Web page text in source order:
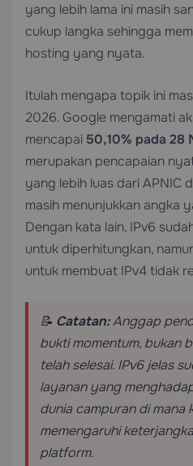
yang lebih lama ini masih
cukup langka sehingga
hosting yang nyata.
Itulah mengapa topik ini
2026. Google mengamati
mencapai 50,10% pada 28
merupakan pencapaian
yang lebih luas dari APNIC
masih menunjukkan angka
Dengan kata lain, IPv6
untuk diperhitungkan,
untuk membuat IPv4 tidak
📝 Catatan:Anggap
bukti momentum, bukan
telah selesai. IPv6 jelas
layanan yang
dunia campuran di mana
memengaruhi
platform.